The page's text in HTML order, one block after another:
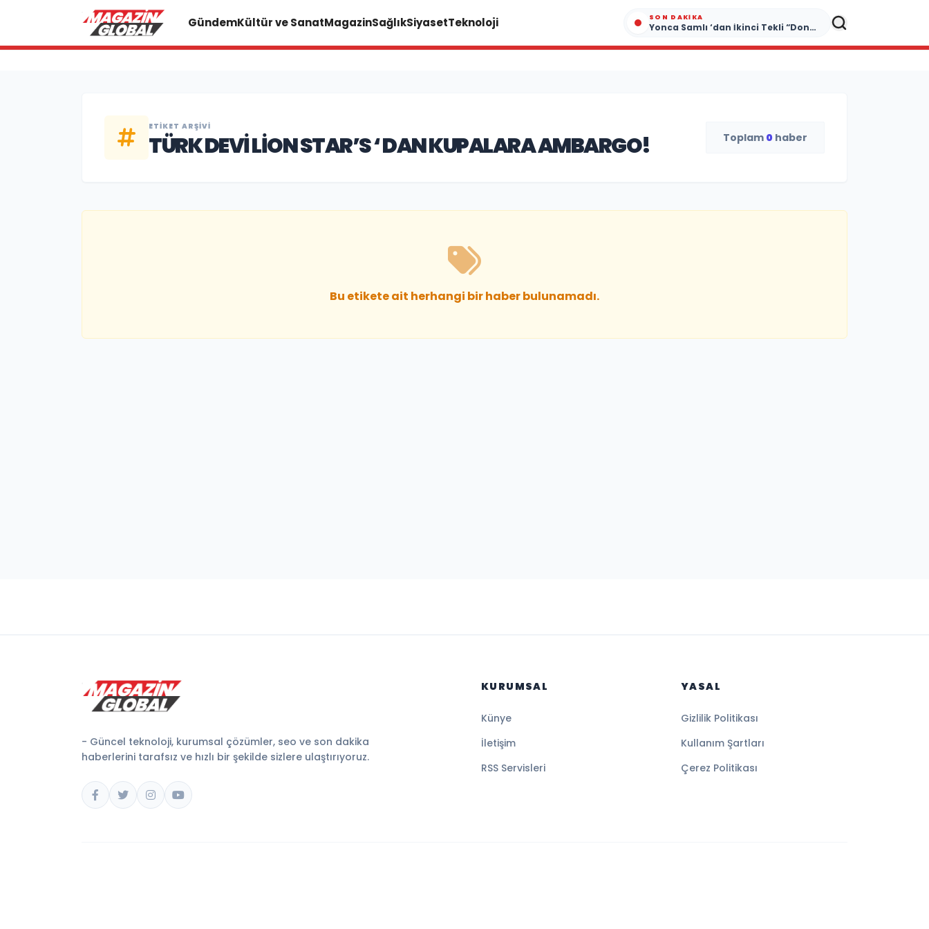
GündemKültür ve SanatMagazinSağlıkSiyasetTeknoloji SON DAKIKA
Yonca Samlı ‘dan İkinci Tekli “Donacaksın Sevgilim “ yayımlandı
ETIKET ARŞIVI
TÜRK DEVİ LİON STAR’S ‘ DAN KUPALARA AMBARGO! Toplam 0 haber
Bu etikete ait herhangi bir haber bulunamadı.
- Güncel teknoloji, kurumsal çözümler, seo ve son dakika
haberlerini tarafsız ve hızlı bir şekilde sizlere ulaştırıyoruz.
KURUMSAL
Künye
İletişim
RSS Servisleri
YASAL
Gizlilik Politikası
Kullanım Şartları
Çerez Politikası